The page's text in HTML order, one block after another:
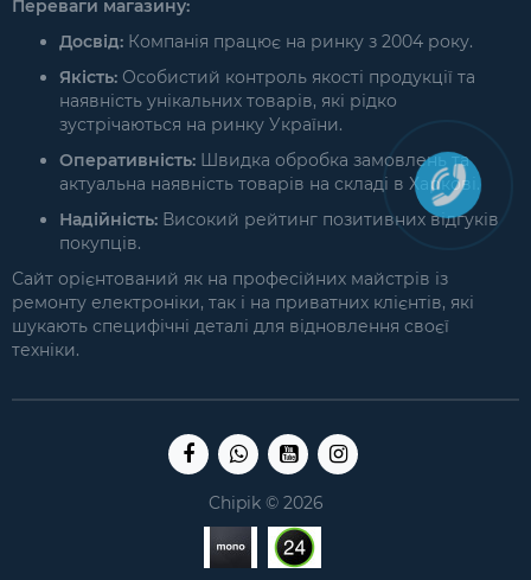
Переваги магазину:
Досвід: Компанія працює на ринку з 2004 року.
Якість: Особистий контроль якості продукції та
наявність унікальних товарів, які рідко
зустрічаються на ринку України.
Оперативність: Швидка обробка замовлень та
актуальна наявність товарів на складі в Харкові.
Надійність: Високий рейтинг позитивних відгуків
покупців.
Сайт орієнтований як на професійних майстрів із
ремонту електроніки, так і на приватних клієнтів, які
шукають специфічні деталі для відновлення своєї
техніки.
Chipik © 2026